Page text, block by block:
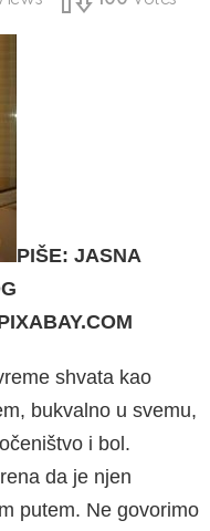
PIŠE: JASNA
shva­ta kao
bukvalno u svemu,
i bol.
da je njen
putem. Ne govorimo